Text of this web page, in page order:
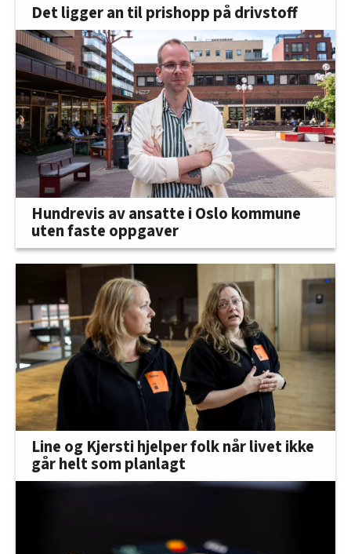
Det ligger an til prishopp på drivstoff
Hundrevis av ansatte i Oslo kommune
uten faste oppgaver
Line og Kjersti hjelper folk når livet ikke
går helt som planlagt